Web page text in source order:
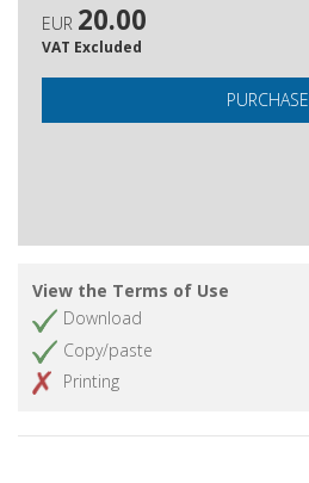
EUR 20.00
VAT Excluded
PURCHASE
View the Terms of Use
Download
Copy/paste
Printing